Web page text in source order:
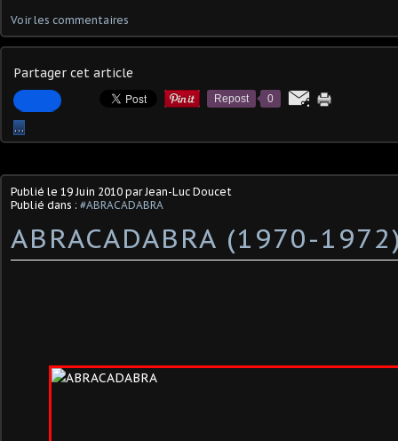
Voir les commentaires
Partager cet article
Repost 0
…
Publié le 19 Juin 2010 par Jean-Luc Doucet
Publié dans : #ABRACADABRA
ABRACADABRA (1970-